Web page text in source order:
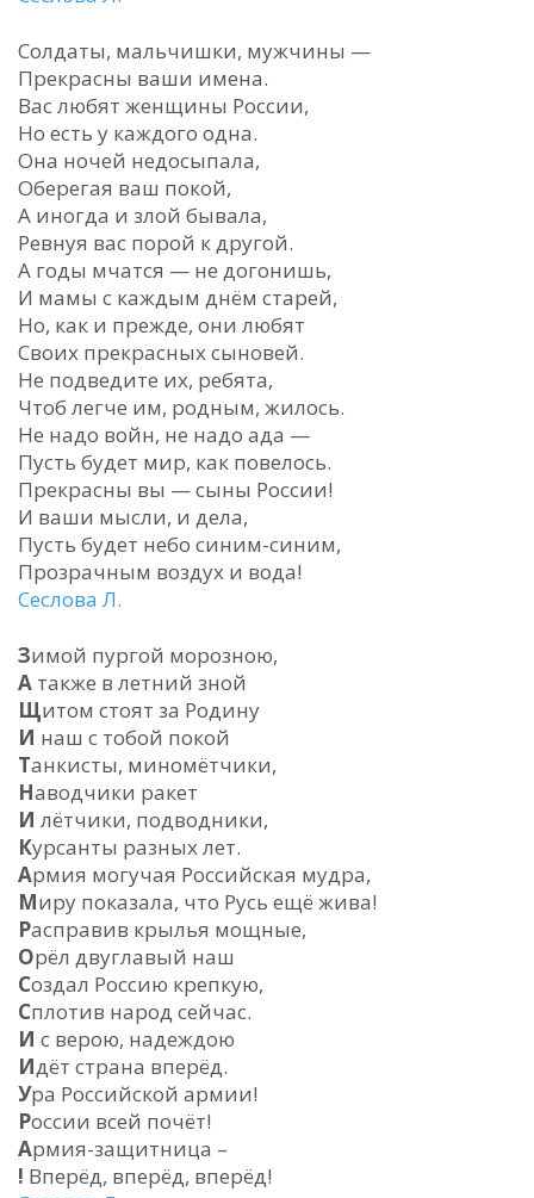
Солдаты, мальчишки, мужчины —
Прекрасны ваши имена.
Вас любят женщины России,
Но есть у каждого одна.
Она ночей недосыпала,
Оберегая ваш покой,
А иногда и злой бывала,
Ревнуя вас порой к другой.
А годы мчатся — не догонишь,
И мамы с каждым днём старей,
Но, как и прежде, они любят
Своих прекрасных сыновей.
Не подведите их, ребята,
Чтоб легче им, родным, жилось.
Не надо войн, не надо ада —
Пусть будет мир, как повелось.
Прекрасны вы — сыны России!
И ваши мысли, и дела,
Пусть будет небо синим-синим,
Прозрачным воздух и вода!
Сеслова Л.
Зимой пургой морозною,
А также в летний зной
Щитом стоят за Родину
И наш с тобой покой
Танкисты, миномётчики,
Наводчики ракет
И лётчики, подводники,
Курсанты разных лет.
Армия могучая Российская мудра,
Миру показала, что Русь ещё жива!
Расправив крылья мощные,
Орёл двуглавый наш
Создал Россию крепкую,
Сплотив народ сейчас.
И с верою, надеждою
Идёт страна вперёд.
Ура Российской армии!
России всей почёт!
Армия-защитница –
! Вперёд, вперёд, вперёд!